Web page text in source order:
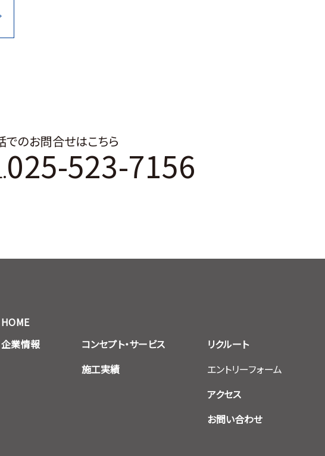
でのお問合せはこちら
025-523-7156
HOME
企業情報
コンセプト・サービス
施工実績
リクルート
エントリーフォーム
アクセス
お問い合わせ